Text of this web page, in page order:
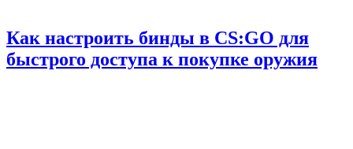
Как настроить бинды в CS:GO для
быстрого доступа к покупке оружия